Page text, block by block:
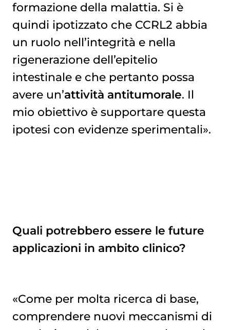
formazione della malattia. Si è
quindi ipotizzato che CCRL2 abbia
un ruolo nell’integrità e nella
rigenerazione dell’epitelio
intestinale e che pertanto possa
avere un’attività antitumorale. Il
mio obiettivo è supportare questa
ipotesi con evidenze sperimentali».
Quali potrebbero essere le future
applicazioni in ambito clinico?
«Come per molta ricerca di base,
comprendere nuovi meccanismi di